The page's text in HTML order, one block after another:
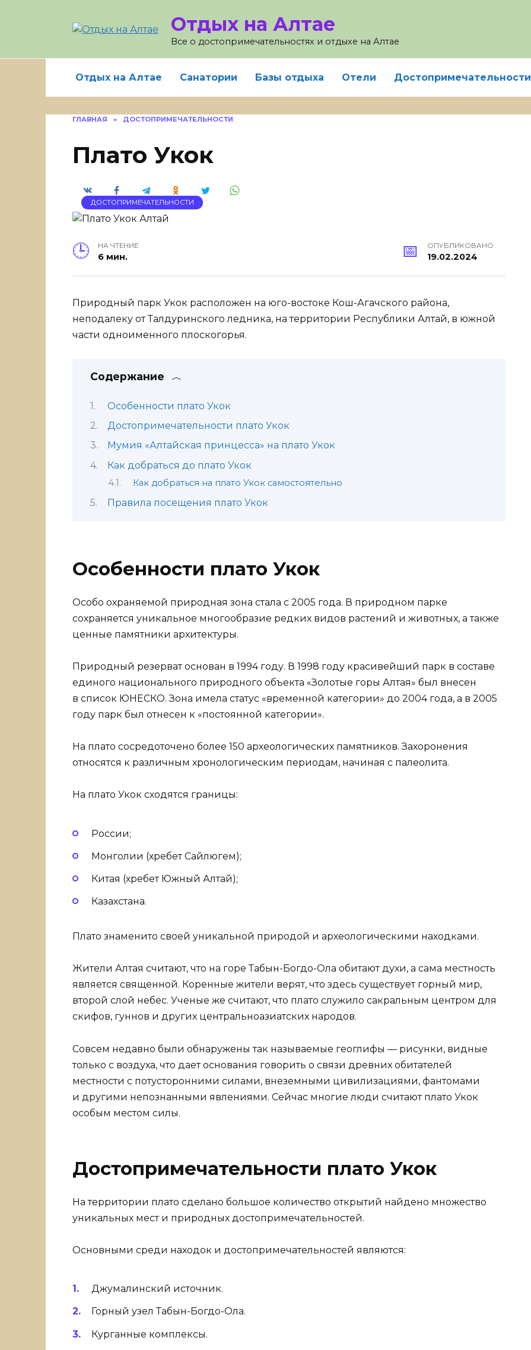
Отдых на Алтае
Все о достопримечательностях и отдыхе на Алтае
Отдых на Алтае Санатории Базы отдыха Отели Достопримечательности
ГЛАВНАЯ » ДОСТОПРИМЕЧАТЕЛЬНОСТИ
Плато Укок
ДОСТОПРИМЕЧАТЕЛЬНОСТИ
НА ЧТЕНИЕ
6 мин.
ОПУБЛИКОВАНО
19.02.2024
Природный парк Укок расположен на юго-востоке Кош-Агачского района,
неподалеку от Талдуринского ледника, на территории Республики Алтай, в южной
части одноименного плоскогорья.
Содержание
Особенности плато Укок
Достопримечательности плато Укок
Мумия «Алтайская принцесса» на плато Укок
Как добраться до плато Укок
Как добраться на плато Укок самостоятельно
Правила посещения плато Укок
Особенности плато Укок
Особо охраняемой природная зона стала с 2005 года. В природном парке
сохраняется уникальное многообразие редких видов растений и животных, а также
ценные памятники архитектуры.
Природный резерват основан в 1994 году. В 1998 году красивейший парк в составе
единого национального природного объекта «Золотые горы Алтая» был внесен
в список ЮНЕСКО. Зона имела статус «временной категории» до 2004 года, а в 2005
году парк был отнесен к «постоянной категории».
На плато сосредоточено более 150 археологических памятников. Захоронения
относятся к различным хронологическим периодам, начиная с палеолита.
На плато Укок сходятся границы:
России;
Монголии (хребет Сайлюгем);
Китая (хребет Южный Алтай);
Казахстана.
Плато знаменито своей уникальной природой и археологическими находками.
Жители Алтая считают, что на горе Табын-Богдо-Ола обитают духи, а сама местность
является священной. Коренные жители верят, что здесь существует горный мир,
второй слой небес. Ученые же считают, что плато служило сакральным центром для
скифов, гуннов и других центральноазиатских народов.
Совсем недавно были обнаружены так называемые геоглифы — рисунки, видные
только с воздуха, что дает основания говорить о связи древних обитателей
местности с потусторонними силами, внеземными цивилизациями, фантомами
и другими непознанными явлениями. Сейчас многие люди считают плато Укок
особым местом силы.
Достопримечательности плато Укок
На территории плато сделано большое количество открытий найдено множество
уникальных мест и природных достопримечательностей.
Основными среди находок и достопримечательностей являются:
Джумалинский источник.
Горный узел Табын-Богдо-Ола.
Курганные комплексы.